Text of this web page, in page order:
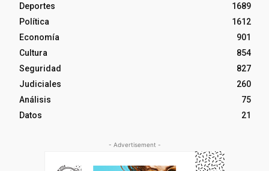
Deportes
1689
Política
1612
Economía
901
Cultura
854
Seguridad
827
Judiciales
260
Análisis
75
Datos
21
- Advertisement -